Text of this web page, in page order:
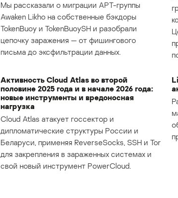
Мы рассказали о миграции APT-группы
Awaken Likho на собственные бэкдоры
TokenBuoy и TokenBuoySH и разобрали
цепочку заражения — от фишингового
письма до эксфильтрации данных.
Активность Cloud Atlas во второй
половине 2025 года и в начале 2026 года:
новые инструменты и вредоносная
нагрузка
Cloud Atlas атакует госсектор и
дипломатические структуры России и
Беларуси, применяя ReverseSocks, SSH и Tor
для закрепления в зараженных системах и
свой новый инструмент PowerCloud.